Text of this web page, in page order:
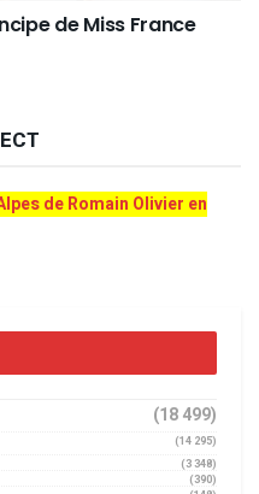
de Miss France
de Romain Olivier en
(18 499)
(14 295)
(3 348)
(390)